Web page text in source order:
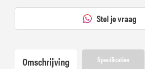
Stel je vraag
Omschrijving Specificaties